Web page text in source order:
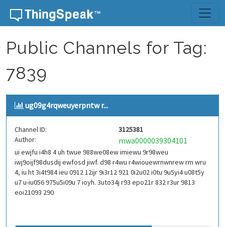
Skip to content
Public Channels for Tag:
7839
ug09g4rqweuyerpntw r...
Channel ID:
3125381
Author:
mwa0000039304101
ui ewjfu i4h8 4 uh twue 988we08ew imiewu 9r98weu
iwj9oijf98dusdij ewfosd jiwf. d98 r4wu r4wiouewrnwnrew rm wru
4, iu ht 3i4t984 ieu 0912 12ijr 9i3r12 921 0i2u02 i0tu 9u5yi4 u08t5y
u7 u-iu056 975u5i09u 7 ioyh. 3uto34j r93 epo21r 832 r3ur 9813
eoi21093 290